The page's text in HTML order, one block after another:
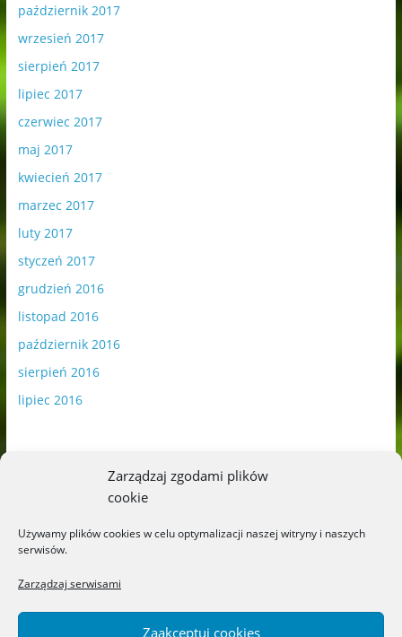
Zarządzaj zgodami plików
cookie
Używamy plików cookies w celu optymalizacji naszej witryny i naszych
serwisów.
Zarządzaj serwisami
Zaakceptuj cookies
październik 2017
wrzesień 2017
sierpień 2017
lipiec 2017
czerwiec 2017
maj 2017
kwiecień 2017
marzec 2017
luty 2017
styczeń 2017
grudzień 2016
listopad 2016
październik 2016
sierpień 2016
lipiec 2016